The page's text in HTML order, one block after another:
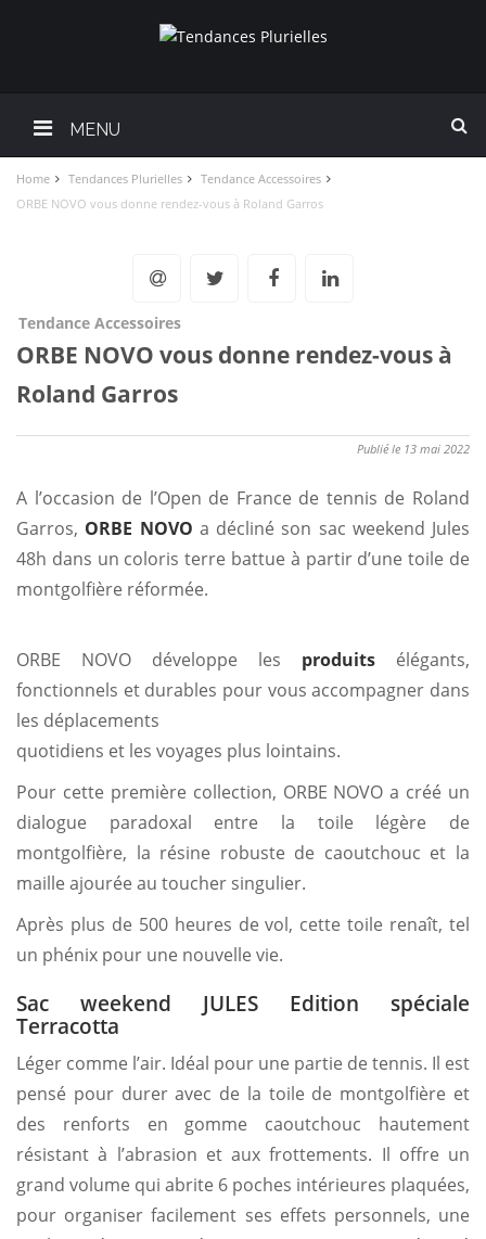
MENU
Home Tendances Plurielles
Tendance Accessoires
ORBE NOVO vous donne rendez-vous à Roland Garros
Tendance Accessoires
ORBE NOVO vous donne rendez-vous à
Roland Garros
Publié le 13 mai 2022
A l’occasion de l’Open de France de tennis de Roland
Garros, ORBE NOVO a décliné son sac weekend Jules
48h dans un coloris terre battue à partir d’une toile de
montgolfière réformée.
ORBE NOVO développe les produits élégants,
fonctionnels et durables pour vous accompagner dans
les déplacements
quotidiens et les voyages plus lointains.
Pour cette première collection, ORBE NOVO a créé un
dialogue paradoxal entre la toile légère de
montgolfière, la résine robuste de caoutchouc et la
maille ajourée au toucher singulier.
Après plus de 500 heures de vol, cette toile renaît, tel
un phénix pour une nouvelle vie.
Sac weekend JULES Edition spéciale
Terracotta
Léger comme l’air. Idéal pour une partie de tennis. Il est
pensé pour durer avec de la toile de montgolfière et
des renforts en gomme caoutchouc hautement
résistant à l’abrasion et aux frottements. Il offre un
grand volume qui abrite 6 poches intérieures plaquées,
pour organiser facilement ses effets personnels, une